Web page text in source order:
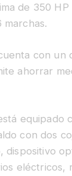
de 350
marchas.
con
ahorrar
con dos
dispositivo
eléctricos,